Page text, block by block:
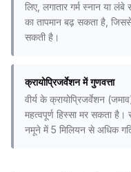
लिए, लगातार गर्म स्नान या
का तापमान बढ़ सकता है,
सकती है।
क्रायोप्रिजर्वेशन में गुणवत्ता
वीर्य के क्रायोप्रिजर्वेशन
महत्वपूर्ण हिस्सा मर सकता
नमूने में 5 मिलियन से अधिक